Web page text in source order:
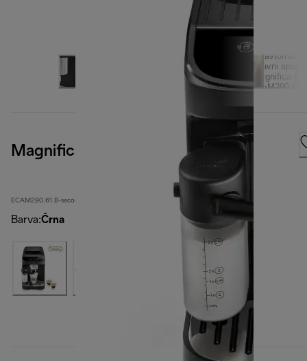
Magnifica Evo
ECAM290.61.B-second
Barva:Črna